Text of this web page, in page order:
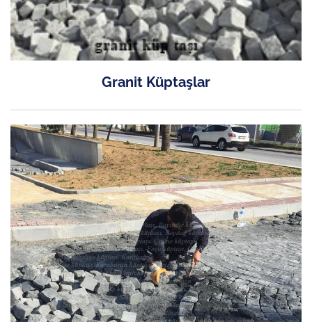
Granit Küptaşlar